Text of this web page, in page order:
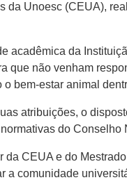
da Unoesc (CEUA),
acadêmica da
não venham
bem-estar animal
atribuições, o
do
CEUA e do
comunidade